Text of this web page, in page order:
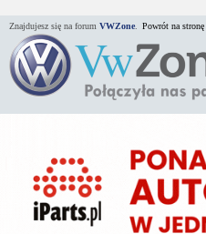
Znajdujesz się na forum VWZone Powrót na stronę